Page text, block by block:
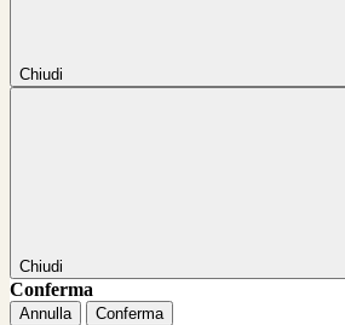
Chiudi
Chiudi
Conferma
Annulla Conferma